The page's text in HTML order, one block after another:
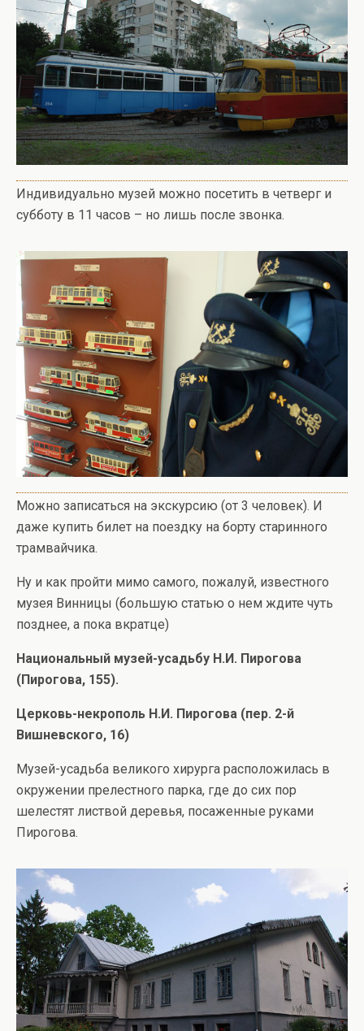
Индивидуально музей можно посетить в четверг и
субботу в 11 часов – но лишь после звонка.
Можно записаться на экскурсию (от 3 человек). И
даже купить билет на поездку на борту старинного
трамвайчика.
Ну и как пройти мимо самого, пожалуй, известного
музея Винницы (большую статью о нем ждите чуть
позднее, а пока вкратце)
Национальный музей-усадьбу Н.И. Пирогова
(Пирогова, 155).
Церковь-некрополь Н.И. Пирогова (пер. 2-й
Вишневского, 16)
Музей-усадьба великого хирурга расположилась в
окружении прелестного парка, где до сих пор
шелестят листвой деревья, посаженные руками
Пирогова.